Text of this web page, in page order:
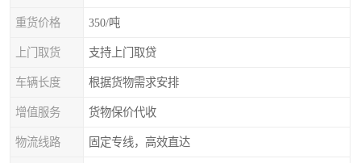
重货价格 350/吨
上门取货 支持上门取贷
车辆长度 根据货物需求安排
增值服务 货物保价代收
物流线路 固定专线，高效直达